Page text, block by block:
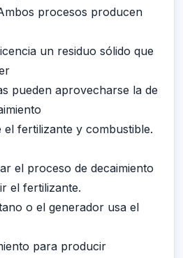
procesos producen
un residuo sólido que
pueden aprovecharse la de
fertilizante y combustible.
el proceso de decaimiento
el fertilizante.
o el generador usa el
para producir